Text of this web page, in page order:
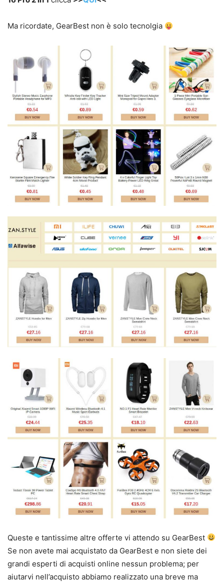
Ma ricordate, GearBest non è solo tecnolgia
Queste e tantissime altre offerte vi attendo su GearBest
Se non avete mai acquistato da GearBest e non siete dei
grandi esperti di acquisti online nessun problema; per
aiutarvi nell’acquisto abbiamo realizzato una breve ma